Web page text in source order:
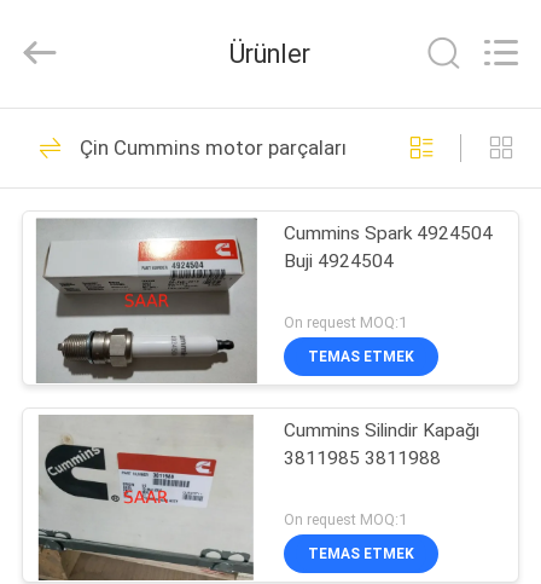
ÜRÜN:%
HAKKIMIZDA
FABRIKA
TURU
KALITE
KONTROL
Electronic
Limited.
Reserved.
Rexroth Hidrolik
Pompa
919
Rexroth Hidrolik
Vanalar
1032
Ürünler
Çin Cummins motor parçaları
Cummins Spark 4924504
Buji 4924504
On request MOQ:1
TEMAS ETMEK
Cummins Silindir Kapağı
3811985 3811988
On request MOQ:1
TEMAS ETMEK